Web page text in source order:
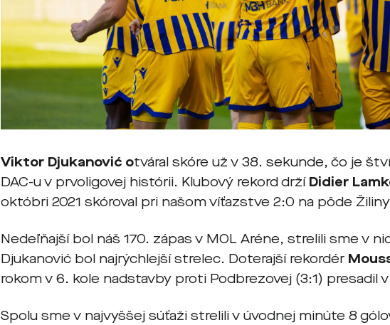
Viktor Djukanović otváral skóre už v 38. sekunde, čo je
DAC-u v prvoligovej histórii. Klubový rekord drží Didier
októbri 2021 skóroval pri našom víťazstve 2:0 na pôde
Nedeľňajší bol náš 170. zápas v MOL Aréne, strelili sme v
Djukanović bol najrýchlejší strelec. Doterajší rekordér
rokom v 6. kole nadstavby proti Podbrezovej (3:1) presadil
Spolu sme v najvyššej súťaži strelili v úvodnej minúte 8